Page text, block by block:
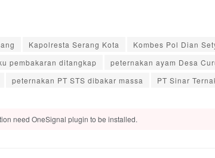
Kapolresta Serang Kota
Kombes Pol Dian
pembakaran ditangkap
peternakan ayam Desa
peternakan PT STS dibakar massa PT Sinar
need OneSignal plugin to be installed.